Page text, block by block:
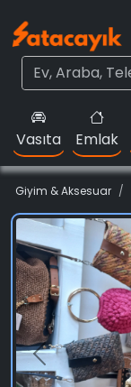
Vasıta Emlak
Giyim & Aksesuar